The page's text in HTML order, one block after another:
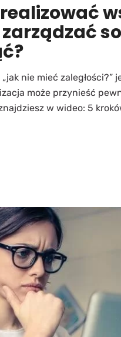
nie mieć zaległości?”
może przynieść
w wideo: 5